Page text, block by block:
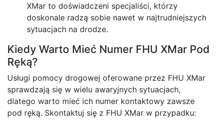
XMar to doświadczeni specjaliści, którzy
doskonale radzą sobie nawet w najtrudniejszych
sytuacjach na drodze.
Kiedy Warto Mieć Numer FHU XMar Pod
Ręką?
Usługi pomocy drogowej oferowane przez FHU XMar
sprawdzają się w wielu awaryjnych sytuacjach,
dlatego warto mieć ich numer kontaktowy zawsze
pod ręką. Skontaktuj się z FHU XMar w przypadku: